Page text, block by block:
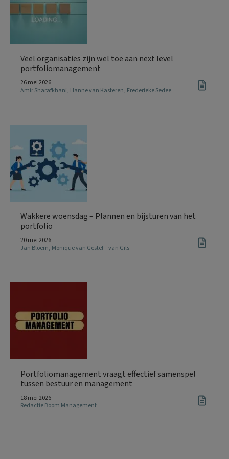
Veel organisaties zijn wel toe aan next level
portfoliomanagement
26 mei 2026
Amir Sharafkhani, Hanne van Kasteren, Frederieke Sedee
Wakkere woensdag – Plannen en bijsturen van het
portfolio
20 mei 2026
Jan Bloem, Monique van Gestel – van Gils
Portfoliomanagement vraagt effectief samenspel
tussen bestuur en management
18 mei 2026
Redactie Boom Management